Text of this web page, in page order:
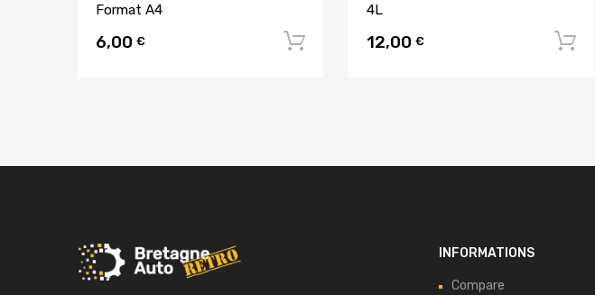
Format A4
6,00 € Ajouter au panier
4L
12,00 €
INFORMATIONS
Compare